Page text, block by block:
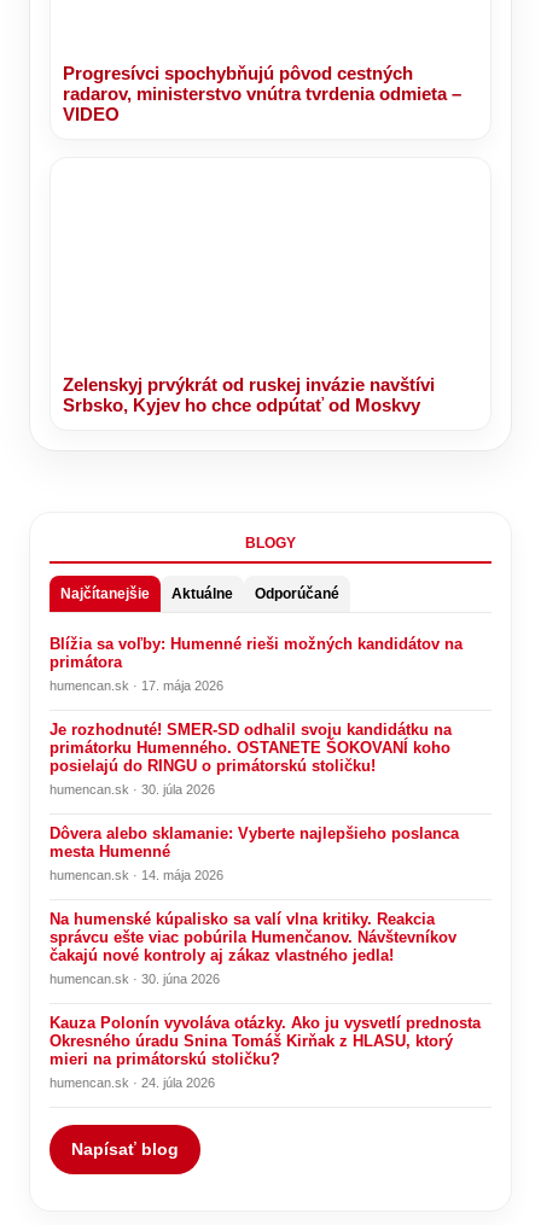
Progresívci spochybňujú pôvod cestných
radarov, ministerstvo vnútra tvrdenia odmieta –
VIDEO
Zelenskyj prvýkrát od ruskej invázie navštívi
Srbsko, Kyjev ho chce odpútať od Moskvy
BLOGY
Najčítanejšie Aktuálne Odporúčané
Blížia sa voľby: Humenné rieši možných kandidátov na
primátora
humencan.sk · 17. mája 2026
Je rozhodnuté! SMER-SD odhalil svoju kandidátku na
primátorku Humenného. OSTANETE ŠOKOVANÍ koho
posielajú do RINGU o primátorskú stoličku!
humencan.sk · 30. júla 2026
Dôvera alebo sklamanie: Vyberte najlepšieho poslanca
mesta Humenné
humencan.sk · 14. mája 2026
Na humenské kúpalisko sa valí vlna kritiky. Reakcia
správcu ešte viac pobúrila Humenčanov. Návštevníkov
čakajú nové kontroly aj zákaz vlastného jedla!
humencan.sk · 30. júna 2026
Kauza Polonín vyvoláva otázky. Ako ju vysvetlí prednosta
Okresného úradu Snina Tomáš Kirňak z HLASU, ktorý
mieri na primátorskú stoličku?
humencan.sk · 24. júla 2026
Napísať blog